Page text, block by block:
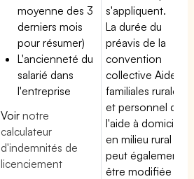
moyenne des 3
derniers mois
pour résumer)
L'ancienneté du
salarié dans
l'entreprise
Voirnotre
calculateur
d'indemnités de
licenciement
s'appliquent.
La durée du
préavis de la
convention
collective Aides
familiales rurales
et personnel de
l'aide à domicile
en milieu rural
peut également
être modifiée